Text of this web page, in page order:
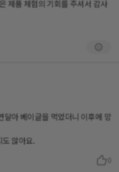
제품 체험의 기회를 주셔서 감사
달아 베이글을 먹었더니 이후에 망
않아요.